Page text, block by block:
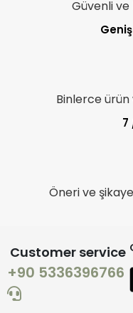
Güvenli
Binlerce
7
Öneri ve
Customer service
+90 5336396766